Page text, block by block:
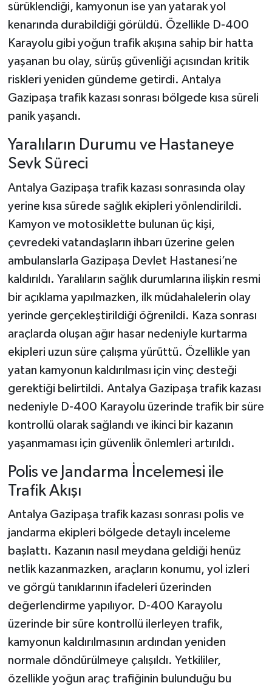
sürüklendiği, kamyonun ise yan yatarak yol
kenarında durabildiği görüldü. Özellikle D-400
Karayolu gibi yoğun trafik akışına sahip bir hatta
yaşanan bu olay, sürüş güvenliği açısından kritik
riskleri yeniden gündeme getirdi. Antalya
Gazipaşa trafik kazası sonrası bölgede kısa süreli
panik yaşandı.
Yaralıların Durumu ve Hastaneye
Sevk Süreci
Antalya Gazipaşa trafik kazası sonrasında olay
yerine kısa sürede sağlık ekipleri yönlendirildi.
Kamyon ve motosiklette bulunan üç kişi,
çevredeki vatandaşların ihbarı üzerine gelen
ambulanslarla Gazipaşa Devlet Hastanesi’ne
kaldırıldı. Yaralıların sağlık durumlarına ilişkin resmi
bir açıklama yapılmazken, ilk müdahalelerin olay
yerinde gerçekleştirildiği öğrenildi. Kaza sonrası
araçlarda oluşan ağır hasar nedeniyle kurtarma
ekipleri uzun süre çalışma yürüttü. Özellikle yan
yatan kamyonun kaldırılması için vinç desteği
gerektiği belirtildi. Antalya Gazipaşa trafik kazası
nedeniyle D-400 Karayolu üzerinde trafik bir süre
kontrollü olarak sağlandı ve ikinci bir kazanın
yaşanmaması için güvenlik önlemleri artırıldı.
Polis ve Jandarma İncelemesi ile
Trafik Akışı
Antalya Gazipaşa trafik kazası sonrası polis ve
jandarma ekipleri bölgede detaylı inceleme
başlattı. Kazanın nasıl meydana geldiği henüz
netlik kazanmazken, araçların konumu, yol izleri
ve görgü tanıklarının ifadeleri üzerinden
değerlendirme yapılıyor. D-400 Karayolu
üzerinde bir süre kontrollü ilerleyen trafik,
kamyonun kaldırılmasının ardından yeniden
normale döndürülmeye çalışıldı. Yetkililer,
özellikle yoğun araç trafiğinin bulunduğu bu